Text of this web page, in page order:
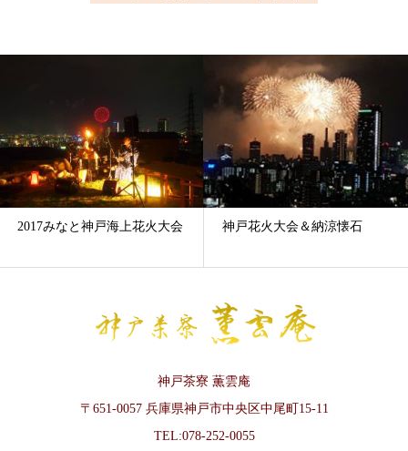
2017みなと神戸海上花火大会 神戸花火大会＆納涼懐石
神戸茶寮 薫雲庵
〒651-0057 兵庫県神戸市中央区中尾町15-11
TEL:078-252-0055